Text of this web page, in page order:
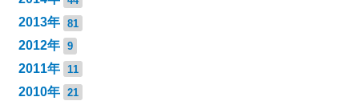
2013年 81
2012年 9
2011年 11
2010年 21